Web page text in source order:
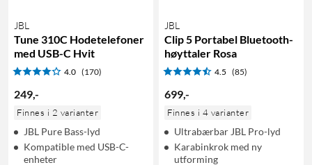
JBL
Tune 310C Hodetelefoner
med USB-C Hvit
4.0 (170)
249,-
Finnes i 2 varianter
JBL Pure Bass-lyd
Kompatible med USB-C-
enheter
JBL
Clip 5 Portabel Bluetooth-
høyttaler Rosa
4.5 (85)
699,-
Finnes i 4 varianter
Ultrabærbar JBL Pro-lyd
Karabinkrok med ny
utforming